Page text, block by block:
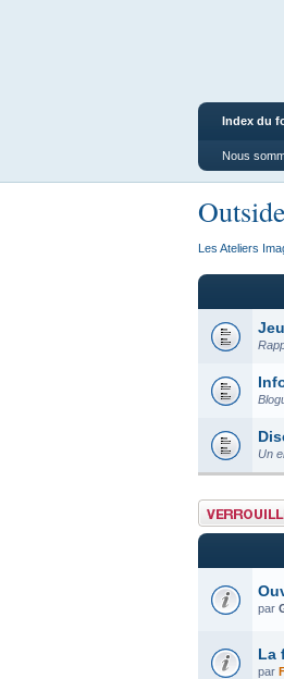
Index du
Nous
Les Ateliers
Un
Forum verrouillé
par
La
par